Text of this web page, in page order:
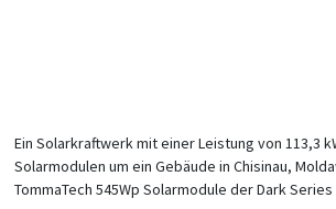
Ein Solarkraftwerk mit einer Leistung von 113,3
Solarmodulen um ein Gebäude in Chisinau,
TommaTech 545Wp Solarmodule der Dark